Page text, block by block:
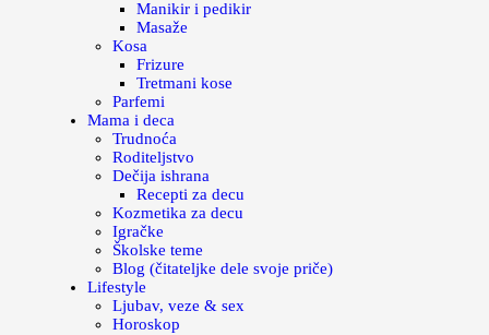
Manikir i pedikir
Masaže
Kosa
Frizure
Tretmani kose
Parfemi
Mama i deca
Trudnoća
Roditeljstvo
Dečija ishrana
Recepti za decu
Kozmetika za decu
Igračke
Školske teme
Blog (čitateljke dele svoje priče)
Lifestyle
Ljubav, veze & sex
Horoskop